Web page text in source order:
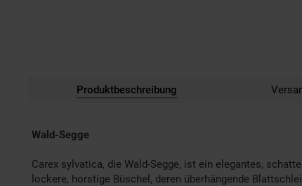
Produktbeschreibung
Wald-Segge
Carex sylvatica, die Wald-Segge, ist ein elegantes,
lockere, horstige Büschel, deren überhängende